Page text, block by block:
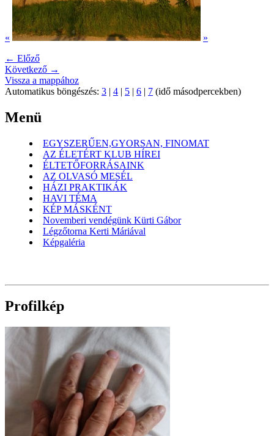
«
»
← Előző
Következő →
Vissza a mappához
Automatikus böngészés: 3 | 4 | 5 | 6 | 7 (idő másodpercekben)
Menü
EGYSZERŰEN,GYORSAN, FINOMAT
AZ ÉLETÉRT KLUB HÍREI
ÉLTETŐFORRÁSAINK
AZ OLVASÓ MESÉL
HÁZI PRAKTIKÁK
HAVI TÉMA
KÉP MÁSKÉNT
Novemberi vendégünk Kürti Gábor
Légzőtorna Kerti Máriával
Képgaléria
Profilkép